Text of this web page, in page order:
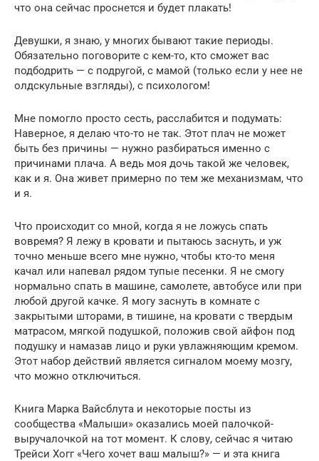
что она сейчас проснется и будет плакать!
Девушки, я знаю, у многих бывают такие периоды.
Обязательно поговорите с кем-то, кто сможет вас
подбодрить — с подругой, с мамой (только если у нее не
олдскульные взгляды), с психологом!
Мне помогло просто сесть, расслабится и подумать:
Наверное, я делаю что-то не так. Этот плач не может
быть без причины — нужно разбираться именно с
причинами плача. А ведь моя дочь такой же человек,
как и я. Она живет примерно по тем же механизмам, что
и я.
Что происходит со мной, когда я не ложусь спать
вовремя? Я лежу в кровати и пытаюсь заснуть, и уж
точно меньше всего мне нужно, чтобы кто-то меня
качал или напевал рядом тупые песенки. Я не смогу
нормально спать в машине, самолете, автобусе или при
любой другой качке. Я могу заснуть в комнате с
закрытыми шторами, в тишине, на кровати с твердым
матрасом, мягкой подушкой, положив свой айфон под
подушку и намазав лицо и руки увлажняющим кремом.
Этот набор действий является сигналом моему мозгу,
что можно отключиться.
Книга Марка Вайсблута и некоторые посты из
сообщества «Малыши» оказались моей палочкой-
выручалочкой на тот момент. К слову, сейчас я читаю
Трейси Хогг «Чего хочет ваш малыш?» — и эта книга